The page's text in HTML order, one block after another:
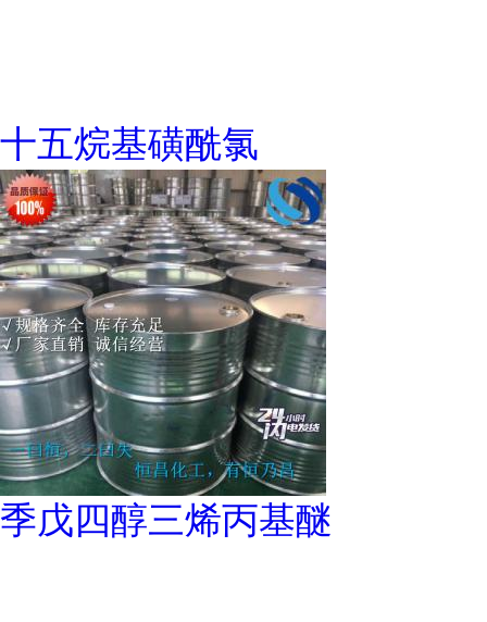
十五烷基磺酰氯
季戊四醇三烯丙基醚